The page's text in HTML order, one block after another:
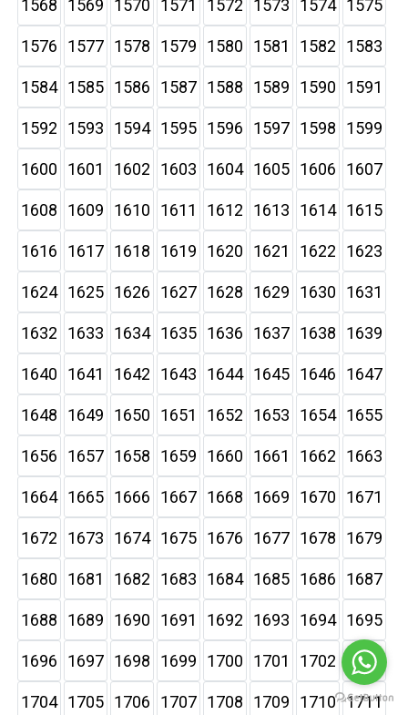
1568 1569 1570 1571 1572 1573 1574 1575
1576 1577 1578 1579 1580 1581 1582 1583
1584 1585 1586 1587 1588 1589 1590 1591
1592 1593 1594 1595 1596 1597 1598 1599
1600 1601 1602 1603 1604 1605 1606 1607
1608 1609 1610 1611 1612 1613 1614 1615
1616 1617 1618 1619 1620 1621 1622 1623
1624 1625 1626 1627 1628 1629 1630 1631
1632 1633 1634 1635 1636 1637 1638 1639
1640 1641 1642 1643 1644 1645 1646 1647
1648 1649 1650 1651 1652 1653 1654 1655
1656 1657 1658 1659 1660 1661 1662 1663
1664 1665 1666 1667 1668 1669 1670 1671
1672 1673 1674 1675 1676 1677 1678 1679
1680 1681 1682 1683 1684 1685 1686 1687
1688 1689 1690 1691 1692 1693 1694 1695
1696 1697 1698 1699 1700 1701 1702 1703
1704 1705 1706 1707 1708 1709 1710 1711